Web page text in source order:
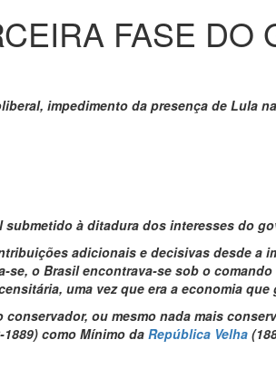
FASE DO
impedimento da presença de Lula
à ditadura dos interesses do
adicionais e decisivas desde a
se, o Brasil encontrava-se sob o
uma vez que era a economia
ou mesmo nada mais
como Mínimo da República Velha